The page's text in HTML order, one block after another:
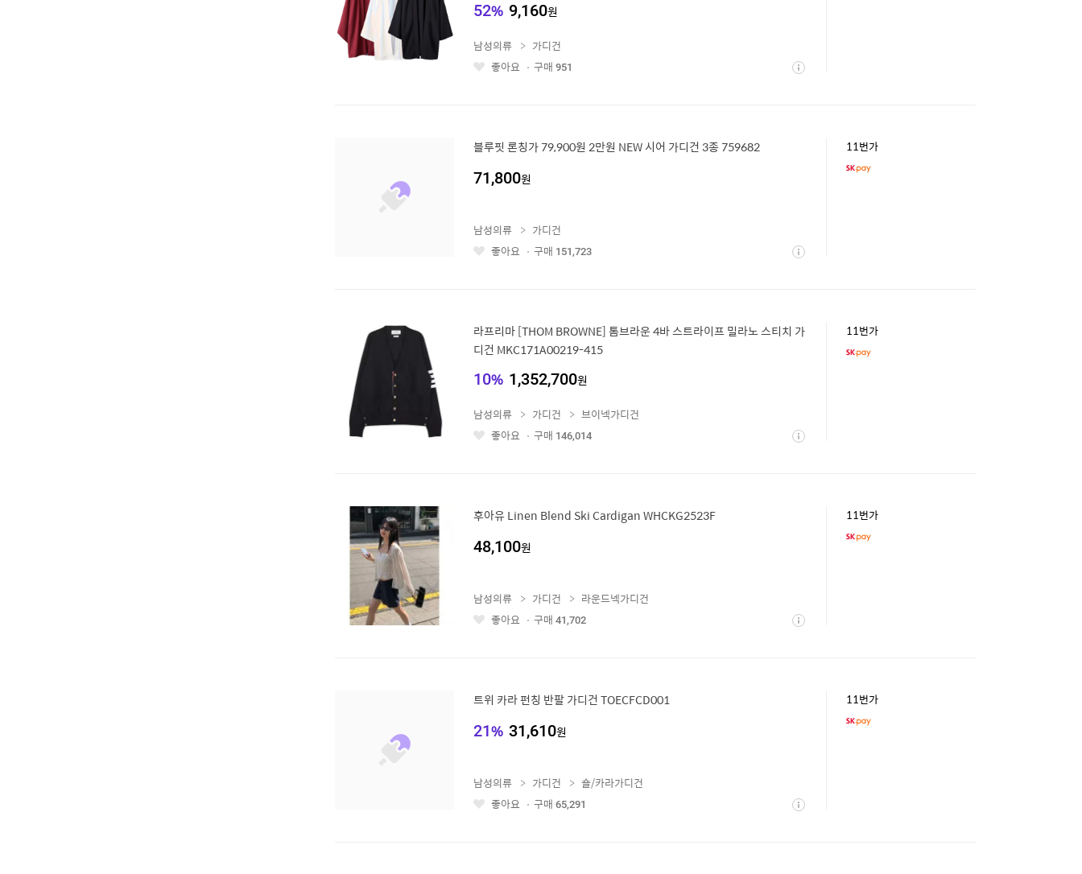
52% 9,160원
좋 상
남성의류
가디건
좋아요
구매 951
블루핏 론칭가 79,900원 2만원 NEW 시어 가디건 3종 759682
71,800원
11번가
좋 상
남성의류
가디건
좋아요
구매 151,723
라프리마 [THOM BROWNE] 톰브라운 4바 스트라이프 밀라노 스티치 가
디건 MKC171A00219-415
10% 1,352,700원
11번가
좋 상
남성의류 가디건
브이넥가디건
좋아요
구매 146,014
후아유 Linen Blend Ski Cardigan WHCKG2523F
48,100원
11번가
좋 상
남성의류 가디건
라운드넥가디건
좋아요
구매 41,702
트위 카라 펀칭 반팔 가디건 TOECFCD001
21% 31,610원
11번가
좋 상
남성의류 가디건
숄/카라가디건
좋아요
구매 65,291